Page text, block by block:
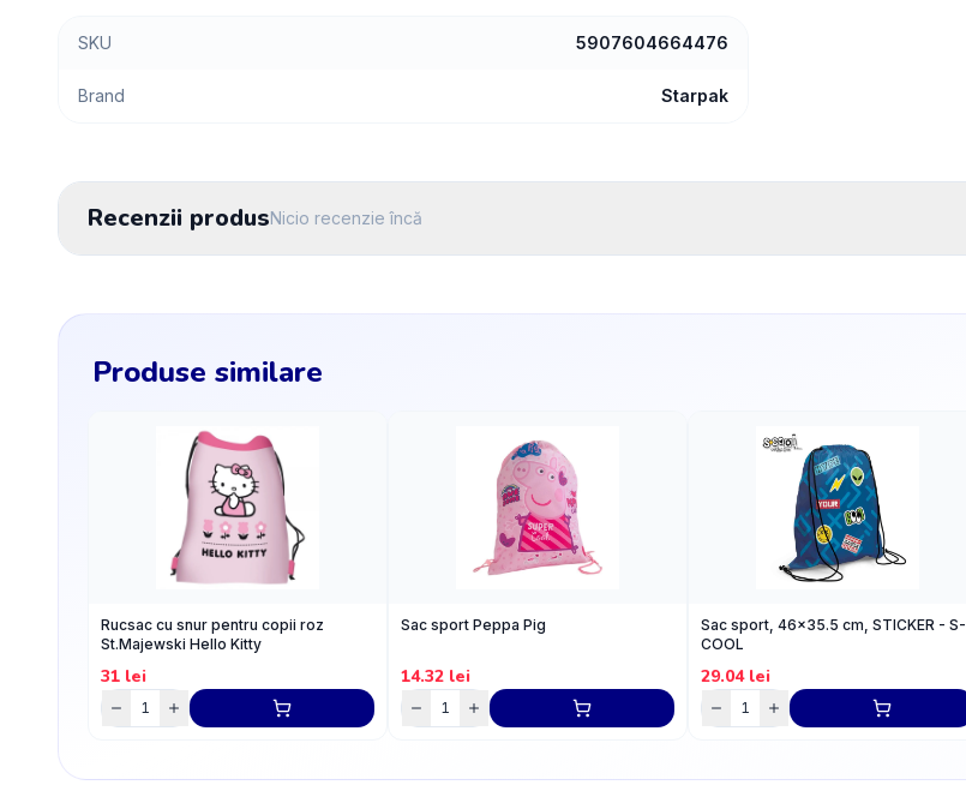
SKU 5907604664476
Brand Starpak
Recenzii produsNicio recenzie încă
Produse similare
Rucsac cu snur pentru copii roz
St.Majewski Hello Kitty
31 lei
Sac sport Peppa Pig
14.32 lei
Sac sport, 46x35.5 cm, STICKER - S-
COOL
29.04lei